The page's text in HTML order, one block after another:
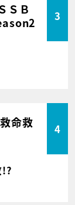
ＳＢ
3
命救
4